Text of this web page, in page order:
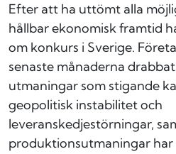
Efter att ha uttömt alla
hållbar ekonomisk framtid
om konkurs i Sverige.
senaste månaderna
utmaningar som stigande
geopolitisk instabilitet och
leveranskedjestörningar,
produktionsutmaningar